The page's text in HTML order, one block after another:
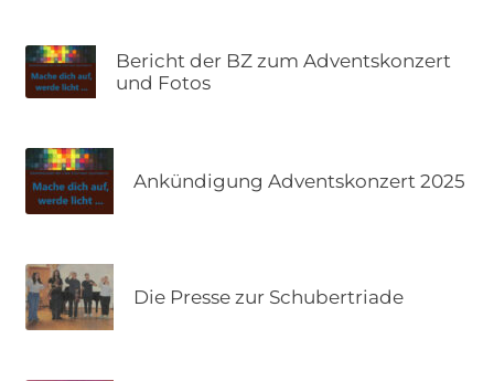
Bericht der BZ zum Adventskonzert
und Fotos
Ankündigung Adventskonzert 2025
Die Presse zur Schubertriade